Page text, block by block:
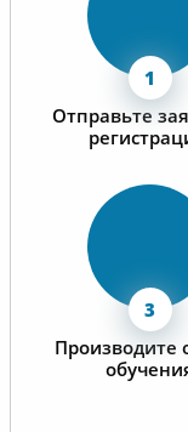
Отправьте
Производите